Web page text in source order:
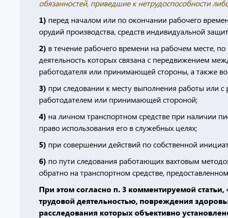
обязанностей, приведшие к нетрудоспособности
1) перед началом или по окончании рабочего
орудий производства, средств индивидуальной
2) в течение рабочего времени на рабочем месте,
деятельность которых связана с передвижением
работодателя или принимающей стороны, а также
3) при следовании к месту выполнения работы или
работодателем или принимающей стороной;
4) на личном транспортном средстве при наличии
право использования его в служебных целях;
5) при совершении действий по собственной
6) по пути следования работающих вахтовым
обратно на транспортном средстве,
При этом согласно п. 3 комментируемой
трудовой деятельностью, повреждения
расследования которых объективно